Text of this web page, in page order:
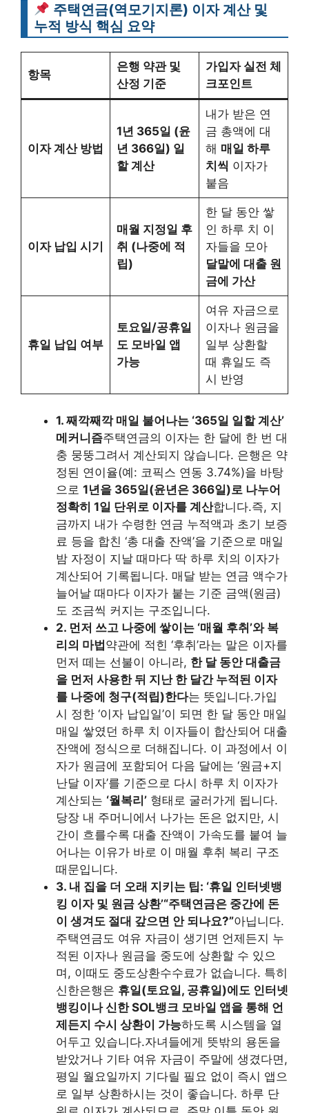
주택연금(역모기지론) 이자 계산 및
누적 방식 핵심 요약
항목
은행 약관 및
산정 기준
가입자 실전 체
크포인트
이자 계산 방법
1년 365일 (윤
년 366일) 일
할 계산
내가 받은 연
금 총액에 대
해 매일 하루
치씩 이자가
붙음
이자 납입 시기
매월 지정일 후
취 (나중에 적
립)
한 달 동안 쌓
인 하루 치 이
자들을 모아
달말에 대출 원
금에 가산
휴일 납입 여부
토요일/공휴일
도 모바일 앱
가능
여유 자금으로
이자나 원금을
일부 상환할
때 휴일도 즉
시 반영
1. 째깍째깍 매일 불어나는 ‘365일 일할 계산’
메커니즘주택연금의 이자는 한 달에 한 번 대
충 뭉뚱그려서 계산되지 않습니다. 은행은 약
정된 연이율(예: 코픽스 연동 3.74%)을 바탕
으로 1년을 365일(윤년은 366일)로 나누어
정확히 1일 단위로 이자를 계산합니다.즉, 지
금까지 내가 수령한 연금 누적액과 초기 보증
료 등을 합친 ‘총 대출 잔액’을 기준으로 매일
밤 자정이 지날 때마다 딱 하루 치의 이자가
계산되어 기록됩니다. 매달 받는 연금 액수가
늘어날 때마다 이자가 붙는 기준 금액(원금)
도 조금씩 커지는 구조입니다.
2. 먼저 쓰고 나중에 쌓이는 ‘매월 후취’와 복
리의 마법약관에 적힌 ‘후취’라는 말은 이자를
먼저 떼는 선불이 아니라, 한 달 동안 대출금
을 먼저 사용한 뒤 지난 한 달간 누적된 이자
를 나중에 청구(적립)한다는 뜻입니다.가입
시 정한 ‘이자 납입일’이 되면 한 달 동안 매일
매일 쌓였던 하루 치 이자들이 합산되어 대출
잔액에 정식으로 더해집니다. 이 과정에서 이
자가 원금에 포함되어 다음 달에는 ‘원금+지
난달 이자’를 기준으로 다시 하루 치 이자가
계산되는 ‘월복리’ 형태로 굴러가게 됩니다.
당장 내 주머니에서 나가는 돈은 없지만, 시
간이 흐를수록 대출 잔액이 가속도를 붙여 늘
어나는 이유가 바로 이 매월 후취 복리 구조
때문입니다.
3. 내 집을 더 오래 지키는 팁: ‘휴일 인터넷뱅
킹 이자 및 원금 상환’“주택연금은 중간에 돈
이 생겨도 절대 갚으면 안 되나요?”아닙니다.
주택연금도 여유 자금이 생기면 언제든지 누
적된 이자나 원금을 중도에 상환할 수 있으
며, 이때도 중도상환수수료가 없습니다. 특히
신한은행은 휴일(토요일, 공휴일)에도 인터넷
뱅킹이나 신한 SOL뱅크 모바일 앱을 통해 언
제든지 수시 상환이 가능하도록 시스템을 열
어두고 있습니다.자녀들에게 뜻밖의 용돈을
받았거나 기타 여유 자금이 주말에 생겼다면,
평일 월요일까지 기다릴 필요 없이 즉시 앱으
로 일부 상환하시는 것이 좋습니다. 하루 단